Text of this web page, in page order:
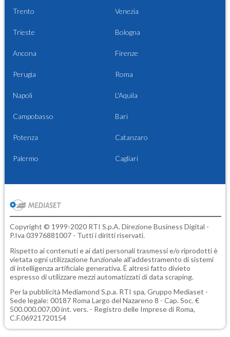
Trento Venezia
Trieste Bologna
Ancona Firenze
Perugia Roma
Napoli L'Aquila
Campobasso Bari
Potenza Catanzaro
Palermo Cagliari
Copyright © 1999-2020 RTI S.p.A. Direzione Business Digital -
P.Iva 03976881007 - Tutti i diritti riservati.
Rispetto ai contenuti e ai dati personali trasmessi e/o riprodotti è
vietata ogni utilizzazione funzionale all'addestramento di sistemi
di intelligenza artificiale generativa. È altresì fatto divieto
espresso di utilizzare mezzi automatizzati di data scraping.
Per la pubblicità Mediamond S.p.a. RTI spa, Gruppo Mediaset -
Sede legale: 00187 Roma Largo del Nazareno 8 - Cap. Soc. €
500.000.007,00 int. vers. - Registro delle Imprese di Roma,
C.F.06921720154